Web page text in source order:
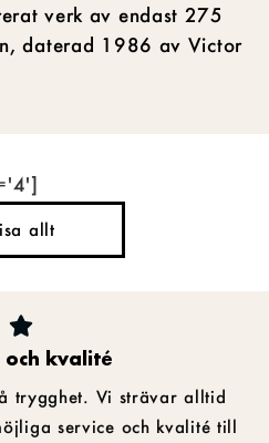
verk av endast 275
daterad 1986 av Victor
allt
och kvalité
trygghet. Vi strävar alltid
service och kvalité till